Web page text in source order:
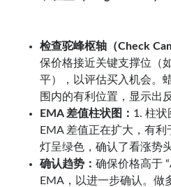
检查驼峰枢轴（Check
保价格接近关键支撑位（
平），以评估买入机会。
围内的有利位置，显示出
EMA 差值柱状图： 1. 柱状
EMA 差值正在扩大，有
灯呈绿色，确认了看涨势头
确认趋势：确保价格高于
EMA，以进一步确认。做